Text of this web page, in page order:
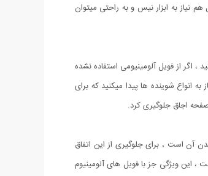
نیاز به ابزار نیس و به راحتی میتوان
اگر از فویل آلومینیومی استفاده نشده
انواع شوینده ها پیدا میکنید که برای
آن است ، برای جلوگیری از این اتفاق
، این ویژگی جز با فویل های آلومینیوم